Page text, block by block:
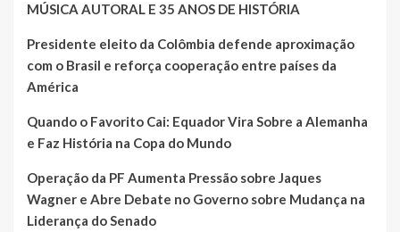
MÚSICA AUTORAL E 35 ANOS DE HISTÓRIA
Presidente eleito da Colômbia defende aproximação
com o Brasil e reforça cooperação entre países da
América
Quando o Favorito Cai: Equador Vira Sobre a Alemanha
e Faz História na Copa do Mundo
Operação da PF Aumenta Pressão sobre Jaques
Wagner e Abre Debate no Governo sobre Mudança na
Liderança do Senado